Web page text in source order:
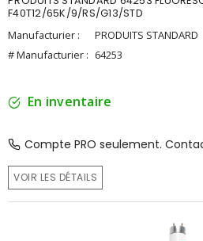
F40T12/65K/9/RS/G13/STD
Manufacturier :
PRODUITS STANDARD
# Manufacturier : 64253
En inventaire
Compte PRO seulement.
VOIR LES DÉTAILS